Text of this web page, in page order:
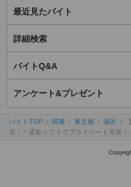
最近見たバイト
詳細検索
バイトQ&A
アンケート&プレゼント
バイトTOP 関東 東京都 港区
見！！柔軟シフトでプライベート充実！